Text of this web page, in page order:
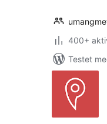
400+
Testet